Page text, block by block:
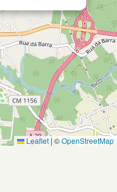
Leaflet |©OpenStreetMap